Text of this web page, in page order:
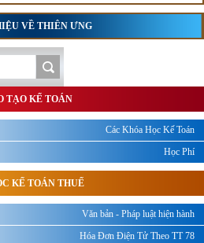
VỀ THIÊN ƯNG
TẠO KẾ TOÁN
Các Khóa Học Kế Toán
Học Phí
KẾ TOÁN THUẾ
Văn bản - Pháp luật hiện hành
Hóa Đơn Điện Tử Theo TT 78